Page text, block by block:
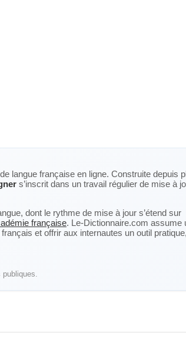
langue française en ligne. Construite depuis
s’inscrit dans un travail régulier de mise à
dont le rythme de mise à jour s’étend sur
française. Le-Dictionnaire.com assume
et offrir aux internautes un outil pratique,